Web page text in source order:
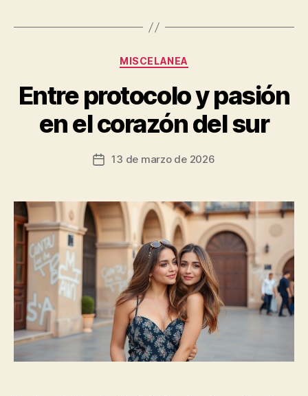
Categorías
MISCELANEA
Entre protocolo y pasión
en el corazón del sur
Fecha
entrada
13 de marzo de 2026